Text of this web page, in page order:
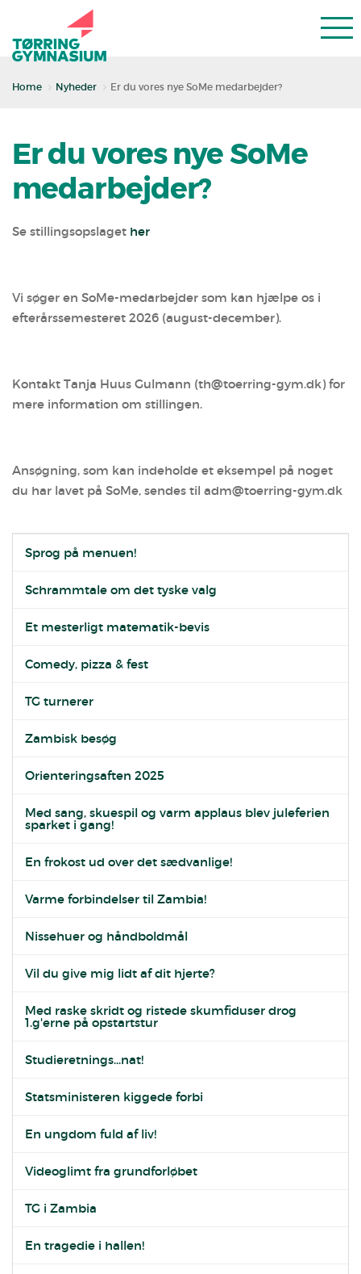
Home Nyheder Er du vores nye SoMe medarbejder?
Er du vores nye SoMe
medarbejder?
Se stillingsopslaget her
Vi søger en SoMe-medarbejder som kan hjælpe os i
efterårssemesteret 2026 (august-december).
Kontakt Tanja Huus Gulmann (th@toerring-gym.dk) for
mere information om stillingen.
Ansøgning, som kan indeholde et eksempel på noget
du har lavet på SoMe, sendes til adm@toerring-gym.dk
Sprog på menuen!
Schrammtale om det tyske valg
Et mesterligt matematik-bevis
Comedy, pizza & fest
TG turnerer
Zambisk besøg
Orienteringsaften 2025
Med sang, skuespil og varm applaus blev juleferien
sparket i gang!
En frokost ud over det sædvanlige!
Varme forbindelser til Zambia!
Nissehuer og håndboldmål
Vil du give mig lidt af dit hjerte?
Med raske skridt og ristede skumfiduser drog
1.g'erne på opstartstur
Studieretnings...nat!
Statsministeren kiggede forbi
En ungdom fuld af liv!
Videoglimt fra grundforløbet
TG i Zambia
En tragedie i hallen!